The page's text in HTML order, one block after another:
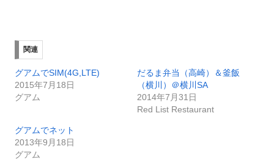
関連
グアムでSIM(4G,LTE)
2015年7月18日
グアム
だるま弁当（高崎）＆釜飯
（横川）＠横川SA
2014年7月31日
Red List Restaurant
グアムでネット
2013年9月18日
グアム